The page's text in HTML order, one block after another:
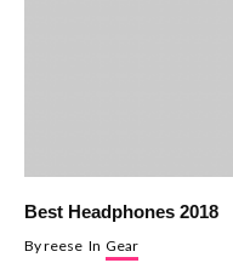
Best Headphones 2018
Byreese In Gear